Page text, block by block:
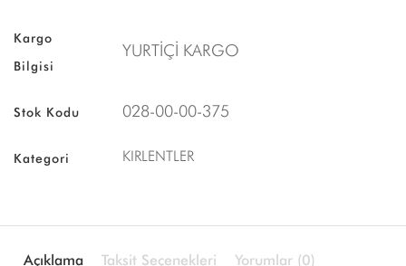
Kargo
Bilgisi
YURTİÇİ KARGO
Stok Kodu 028-00-00-375
Kategori KIRLENTLER
Açıklama Taksit Seçenekleri Yorumlar (0)